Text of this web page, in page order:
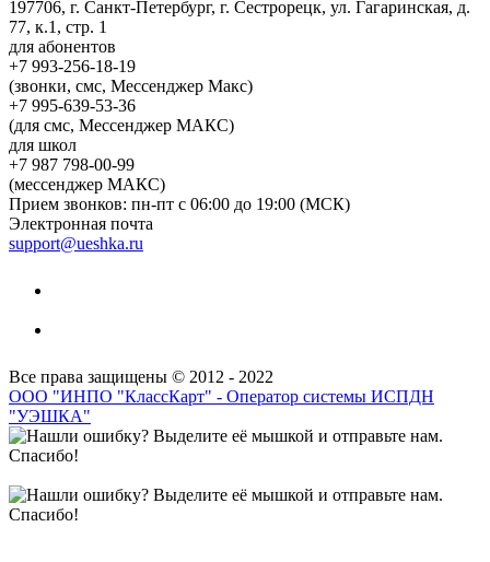
197706, г. Санкт-Петербург, г. Сестрорецк, ул. Гагаринская, д.
77, к.1, стр. 1
для абонентов
+7 993-256-18-19
(звонки, смс, Мессенджер Макс)
+7 995-639-53-36
(для смс, Мессенджер МАКС)
для школ
+7 987 798-00-99
(мессенджер МАКС)
Прием звонков: пн-пт с 06:00 до 19:00 (МСК)
Электронная почта
support@ueshka.ru
Все права защищены © 2012 - 2022
ООО "ИНПО "КлассКарт" - Оператор системы ИСПДН
"УЭШКА"